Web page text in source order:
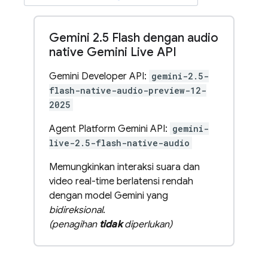
Gemini 2.5 Flash dengan audio
native Gemini Live API
Gemini Developer API: gemini-2.5-
flash-native-audio-preview-12-
2025
Agent Platform Gemini API: gemini-
live-2.5-flash-native-audio
Memungkinkan interaksi suara dan
video real-time berlatensi rendah
dengan model Gemini yang
bidireksional.
(penagihan tidakdiperlukan)